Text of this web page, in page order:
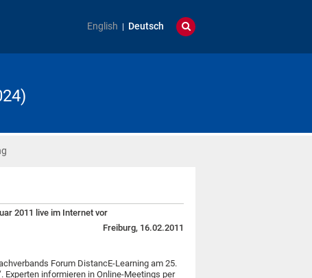
English Deutsch
2011 live im Internet vor
Freiburg, 16.02.2011
Forum DistancE-Learning am 25.
Experten informieren in Online-Meetings per